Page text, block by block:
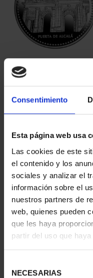
Consentimiento
Esta página web usa
Las cookies de este
el contenido y los
sociales y analizar el
información sobre el
nuestros partners de
web, quienes pueden
que les haya
partir del uso que
NECESARIAS
73,00 €
SUSCRIPCIÓN
PROVINCIA 2